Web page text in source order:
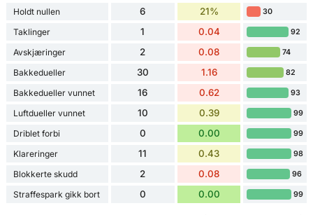
Holdt nullen 6 21% 30
Taklinger 1 0.04 92
Avskjæringer 2 0.08 74
Bakkedueller 30 1.16 82
Bakkedueller vunnet 16 0.62 93
Luftdueller vunnet 10 0.39 99
Driblet forbi 0 0.00 99
Klareringer 11 0.43 98
Blokkerte skudd 2 0.08 96
Straffespark gikk bort 0 0.00 99